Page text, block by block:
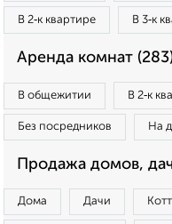
В 2‑к квартире В 3‑к
Аренда комнат
В общежитии В 2‑к
Без посредников На
Продажа домов,
Дома Дачи